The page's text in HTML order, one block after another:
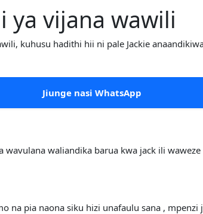
ya vijana wawili
kuhusu hadithi hii ni pale Jackie
Jiunge nasi WhatsApp
waliandika barua kwa jack ili
na pia naona siku hizi unafaulu sana ,